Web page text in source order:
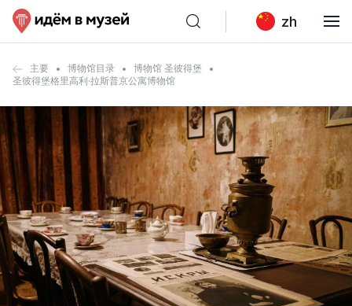
zh
主要 博物馆目录
博物馆 圣彼得堡
圣彼得堡格里高利·拉斯普京公寓博物馆